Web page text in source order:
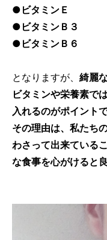
●ビタミンＥ
●ビタミンＢ３
●ビタミンＢ６
となりますが、 綺麗
ビタミンや栄養素で
入れるのがポイント
その理由は、私たち
わさって出来ている
な食事を心がけると